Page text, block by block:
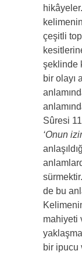
çeşitli
şeklinde
bir olayı
Sûresi
‘Onun
de bu
mahiyeti
bir ipucu